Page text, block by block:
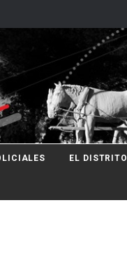
EL DISTRITO